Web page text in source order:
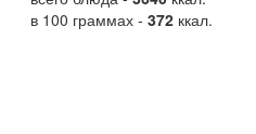
в 100 граммах - 372 ккал.